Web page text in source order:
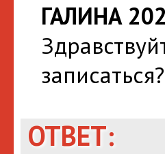
ГАЛИНА
записаться?
ОТВЕТ: